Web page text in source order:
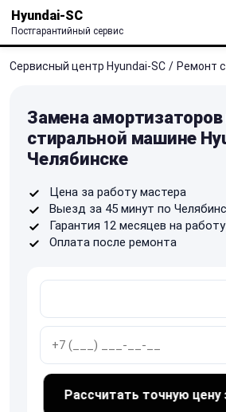
Hyundai-SC
Постгарантийный сервис
Сервисный центр Hyundai-SC / Ремонт
Замена амортизаторов
стиральной машине
Челябинске
Цена за работу мастера
Выезд за 45 минут по
Гарантия 12 месяцев на
Оплата после ремонта
Рассчитать точную цену